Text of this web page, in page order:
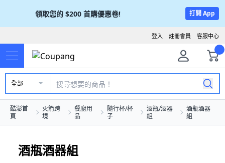
領取您的 $200 首購優惠卷! 打開 App
客服中心
註冊會員
登入
全部
酷澎首
頁
火箭跨
境
餐廚用
品
隨行杯/杯
子
酒瓶/酒器
組
酒瓶酒器
組
酒瓶酒器組